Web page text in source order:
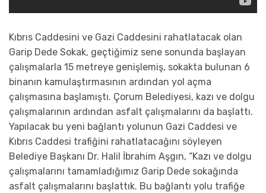
Kıbrıs Caddesini ve Gazi Caddesini rahatlatacak olan
Garip Dede Sokak, geçtiğimiz sene sonunda başlayan
çalışmalarla 15 metreye genişlemiş, sokakta bulunan 6
binanın kamulaştırmasının ardından yol açma
çalışmasına başlamıştı. Çorum Belediyesi, kazı ve dolgu
çalışmalarının ardından asfalt çalışmalarını da başlattı.
Yapılacak bu yeni bağlantı yolunun Gazi Caddesi ve
Kıbrıs Caddesi trafiğini rahatlatacağını söyleyen
Belediye Başkanı Dr. Halil İbrahim Aşgın, “Kazı ve dolgu
çalışmalarını tamamladığımız Garip Dede sokağında
asfalt çalışmalarını başlattık. Bu bağlantı yolu trafiğe